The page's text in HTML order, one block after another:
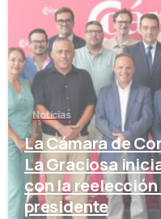
Noticias
La Cámara de
La Graciosa
con la reelección
presidente